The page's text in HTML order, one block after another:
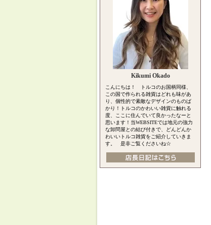
Kikumi Okado
こんにちは！ トルコのお国柄同様、
この国で作られる雑貨はどれも味があ
り、個性的で素敵なデザインのものば
かり！トルコのかわいい雑貨に触れる
度、ここに住んでいて良かったなーと
思います！当WEBSITEでは地元の強力
な卸問屋との結び付きで、どんどんか
わいいトルコ雑貨をご紹介していきま
す。 是非ご覧くださいね☆